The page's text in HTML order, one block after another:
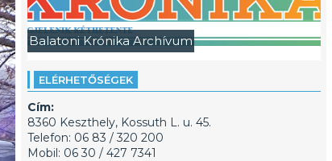
Balatoni Krónika Archívum
ELÉRHETŐSÉGEK
Cím:
8360 Keszthely, Kossuth L. u. 45.
Telefon: 06 83 / 320 200
Mobil: 06 30 / 427 7341